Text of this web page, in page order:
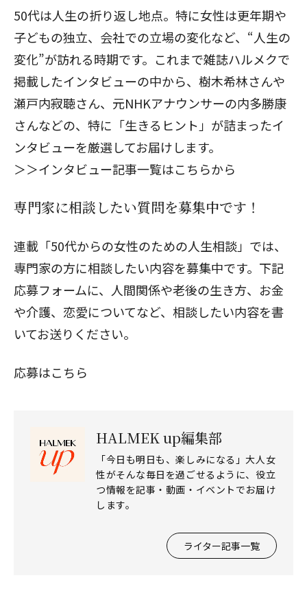
50代は人生の折り返し地点。特に女性は更年期や
子どもの独立、会社での立場の変化など、“人生の
変化”が訪れる時期です。これまで雑誌ハルメクで
掲載したインタビューの中から、 樹木希林さんや
瀬戸内寂聴さん、元NHKアナウンサーの内多勝康
さんなどの、特に「生きるヒント」が詰まったイ
ンタビューを厳選してお届けします。
＞＞インタビュー記事一覧はこちらから
専門家に相談したい質問を募集中です！
連載「50代からの女性のための人生相談」では、
専門家の方に相談したい内容を募集中です。下記
応募フォームに、人間関係や老後の生き方、お金
や介護、恋愛についてなど、相談したい内容を書
いてお送りください。
応募はこちら
HALMEK up編集部
「今日も明日も、楽しみになる」大人女
性がそんな毎日を過ごせるように、役立
つ情報を記事・動画・イベントでお届け
します。
ライター記事一覧